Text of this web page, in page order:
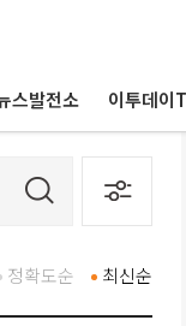
스발전소 이투데이
최신순
정확도순